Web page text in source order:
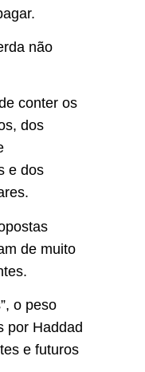
não
conter os
dos
e dos
de muito
o peso
por Haddad
e futuros